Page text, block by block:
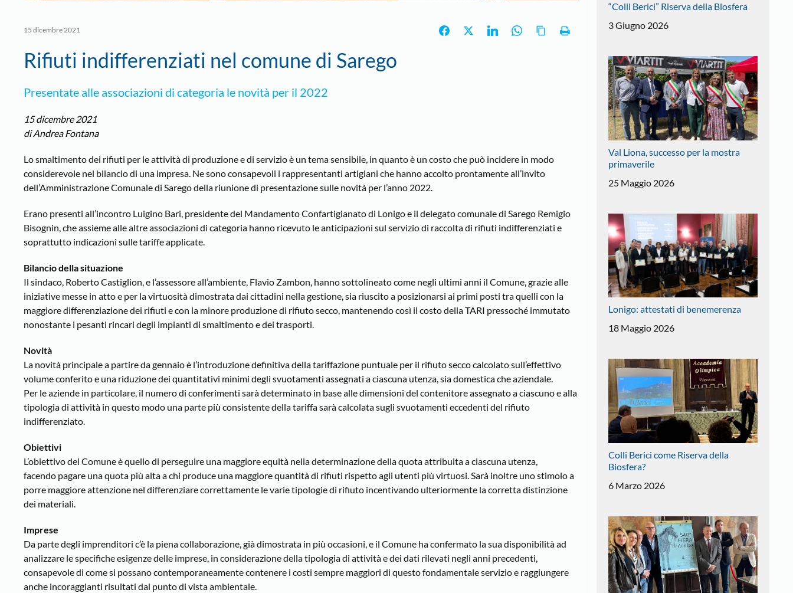
15 dicembre 2021
Rifiuti indifferenziati nel comune di Sarego
Presentate alle associazioni di categoria le novità per il 2022
15 dicembre 2021
di Andrea Fontana
Lo smaltimento dei rifiuti per le attività di produzione e di servizio è un tema sensibile, in quanto è un costo che può incidere in modo
considerevole nel bilancio di una impresa. Ne sono consapevoli i rappresentanti artigiani che hanno accolto prontamente all’invito
dell’Amministrazione Comunale di Sarego della riunione di presentazione sulle novità per l’anno 2022.
Erano presenti all’incontro Luigino Bari, presidente del Mandamento Confartigianato di Lonigo e il delegato comunale di Sarego Remigio
Bisognin, che assieme alle altre associazioni di categoria hanno ricevuto le anticipazioni sul servizio di raccolta di rifiuti indifferenziati e
soprattutto indicazioni sulle tariffe applicate.
Bilancio della situazione
Il sindaco, Roberto Castiglion, e l’assessore all’ambiente, Flavio Zambon, hanno sottolineato come negli ultimi anni il Comune, grazie alle
iniziative messe in atto e per la virtuosità dimostrata dai cittadini nella gestione, sia riuscito a posizionarsi ai primi posti tra quelli con la
maggiore differenziazione dei rifiuti e con la minore produzione di rifiuto secco, mantenendo così il costo della TARI pressoché immutato
nonostante i pesanti rincari degli impianti di smaltimento e dei trasporti.
Novità
La novità principale a partire da gennaio è l’introduzione definitiva della tariffazione puntuale per il rifiuto secco calcolato sull’effettivo
volume conferito e una riduzione dei quantitativi minimi degli svuotamenti assegnati a ciascuna utenza, sia domestica che aziendale.
Per le aziende in particolare, il numero di conferimenti sarà determinato in base alle dimensioni del contenitore assegnato a ciascuno e alla
tipologia di attività in questo modo una parte più consistente della tariffa sarà calcolata sugli svuotamenti eccedenti del rifiuto
indifferenziato.
Obiettivi
L’obiettivo del Comune è quello di perseguire una maggiore equità nella determinazione della quota attribuita a ciascuna utenza,
facendo pagare una quota più alta a chi produce una maggiore quantità di rifiuti rispetto agli utenti più virtuosi. Sarà inoltre uno stimolo a
porre maggiore attenzione nel differenziare correttamente le varie tipologie di rifiuto incentivando ulteriormente la corretta distinzione
dei materiali.
Imprese
Da parte degli imprenditori c’è la piena collaborazione, già dimostrata in più occasioni, e il Comune ha confermato la sua disponibilità ad
analizzare le specifiche esigenze delle imprese, in considerazione della tipologia di attività e dei dati rilevati negli anni precedenti,
consapevole di come si possano contemporaneamente contenere i costi sempre maggiori di questo fondamentale servizio e raggiungere
anche incoraggianti risultati dal punto di vista ambientale.
“Colli Berici” Riserva della Biosfera
3 Giugno 2026
Val Liona, successo per la mostra
primaverile
25 Maggio 2026
Lonigo: attestati di benemerenza
18 Maggio 2026
Colli Berici come Riserva della
Biosfera?
6 Marzo 2026